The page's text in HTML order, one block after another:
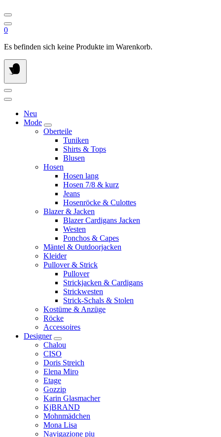
0
Es befinden sich keine Produkte im Warenkorb.
Neu
Mode
Oberteile
Tuniken
Shirts & Tops
Blusen
Hosen
Hosen lang
Hosen 7/8 & kurz
Jeans
Hosenröcke & Culottes
Blazer & Jacken
Blazer Cardigans Jacken
Westen
Ponchos & Capes
Mäntel & Outdoorjacken
Kleider
Pullover & Strick
Pullover
Strickjacken & Cardigans
Strickwesten
Strick-Schals & Stolen
Kostüme & Anzüge
Röcke
Accessoires
Designer
Chalou
CISO
Doris Streich
Elena Miro
Etage
Gozzip
Karin Glasmacher
KjBRAND
Mohnmädchen
Mona Lisa
Navigazione piu